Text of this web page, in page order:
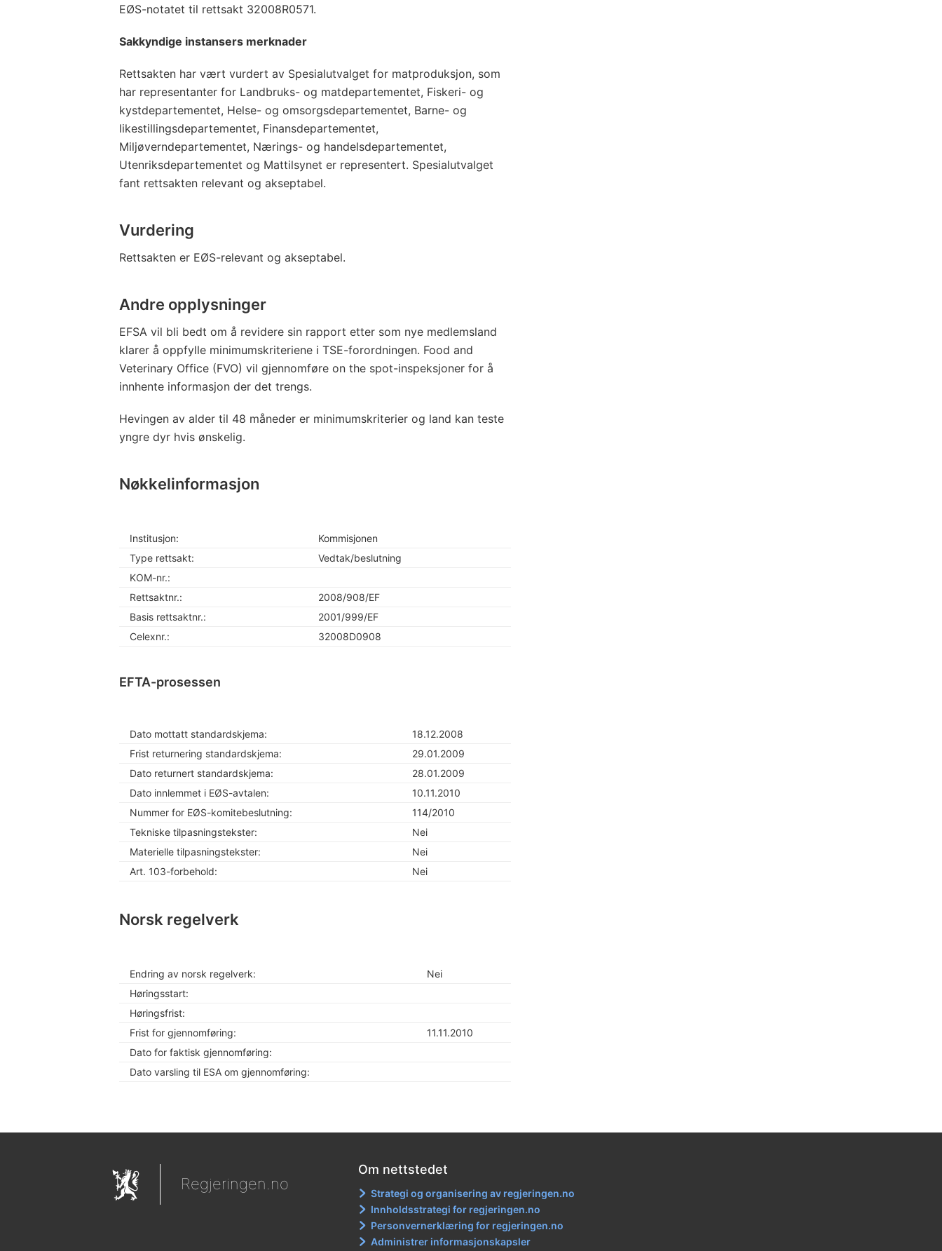
EØS-notatet til rettsakt 32008R0571.
Sakkyndige instansers merknader
Rettsakten har vært vurdert av Spesialutvalget for matproduksjon, som
har representanter for Landbruks- og matdepartementet, Fiskeri- og
kystdepartementet, Helse- og omsorgsdepartementet, Barne- og
likestillingsdepartementet, Finansdepartementet,
Miljøverndepartementet, Nærings- og handelsdepartementet,
Utenriksdepartementet og Mattilsynet er representert. Spesialutvalget
fant rettsakten relevant og akseptabel.
Vurdering
Rettsakten er EØS-relevant og akseptabel.
Andre opplysninger
EFSA vil bli bedt om å revidere sin rapport etter som nye medlemsland
klarer å oppfylle minimumskriteriene i TSE-forordningen. Food and
Veterinary Office (FVO) vil gjennomføre on the spot-inspeksjoner for å
innhente informasjon der det trengs.
Hevingen av alder til 48 måneder er minimumskriterier og land kan teste
yngre dyr hvis ønskelig.
Nøkkelinformasjon
Institusjon:
Kommisjonen
Type rettsakt:
Vedtak/beslutning
KOM-nr.:
Rettsaktnr.:
2008/908/EF
Basis rettsaktnr.:
2001/999/EF
Celexnr.:
32008D0908
EFTA-prosessen
Dato mottatt standardskjema:
18.12.2008
Frist returnering standardskjema:
29.01.2009
Dato returnert standardskjema:
28.01.2009
Dato innlemmet i EØS-avtalen:
10.11.2010
Nummer for EØS-komitebeslutning:
114/2010
Tekniske tilpasningstekster:
Nei
Materielle tilpasningstekster:
Nei
Art. 103-forbehold:
Nei
Norsk regelverk
Endring av norsk regelverk:
Nei
Høringsstart:
Høringsfrist:
Frist for gjennomføring:
11.11.2010
Dato for faktisk gjennomføring:
Dato varsling til ESA om gjennomføring:
Regjeringen.no
Om nettstedet
Strategi og organisering av regjeringen.no
Innholdsstrategi for regjeringen.no
Personvernerklæring for regjeringen.no
Administrer informasjonskapsler